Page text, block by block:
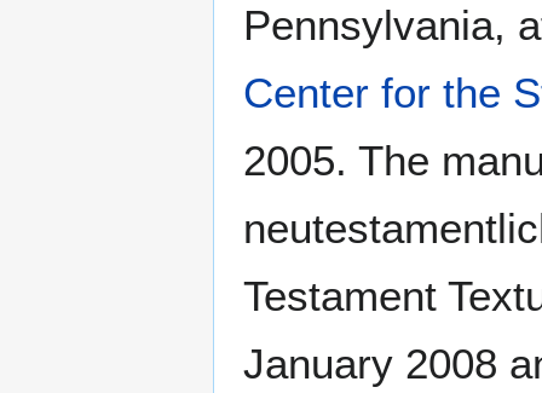
Pennsylvania,
Center for the
2005. The
Testament
January 2008